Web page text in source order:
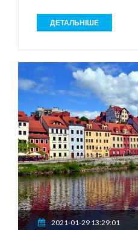
ДЕТАЛЬНІШЕ
2021-01-29 13:29:01